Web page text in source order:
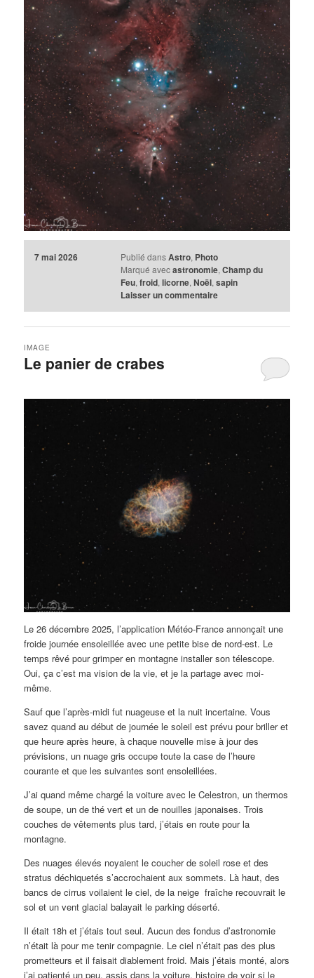
7 mai 2026 Publié dans Astro, Photo
Marqué avec astronomie, Champ du
Feu, froid, licorne, Noël, sapin
Laisser un commentaire
Le panier de crabes
IMAGE
Le 26 décembre 2025, l’application Météo-France annonçait une
froide journée ensoleillée avec une petite bise de nord-est. Le
temps rêvé pour grimper en montagne installer son télescope.
Oui, ça c’est ma vision de la vie, et je la partage avec moi-
même.
Sauf que l’après-midi fut nuageuse et la nuit incertaine. Vous
savez quand au début de journée le soleil est prévu pour briller et
que heure après heure, à chaque nouvelle mise à jour des
prévisions, un nuage gris occupe toute la case de l’heure
courante et que les suivantes sont ensoleillées.
J’ai quand même chargé la voiture avec le Celestron, un thermos
de soupe, un de thé vert et un de nouilles japonaises. Trois
couches de vêtements plus tard, j’étais en route pour la
montagne.
Des nuages élevés noyaient le coucher de soleil rose et des
stratus déchiquetés s’accrochaient aux sommets. Là haut, des
bancs de cirrus voilaient le ciel, de la neige fraîche recouvrait le
sol et un vent glacial balayait le parking déserté.
Il était 18h et j’étais tout seul. Aucun des fondus d’astronomie
n’était là pour me tenir compagnie. Le ciel n’était pas des plus
prometteurs et il faisait diablement froid. Mais j’étais monté, alors
j’ai patienté un peu, assis dans la voiture, histoire de voir si le